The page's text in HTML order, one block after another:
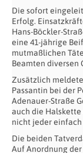
Die sofort
Erfolg.
Hans-Böckler-
eine 41-jährige
mutmaßlichen
Beamten diversen
Zusätzlich
Passantin bei der
Adenauer-Straße
auch die Halskette
nicht jeder einfach
Die beiden
Auf Anordnung